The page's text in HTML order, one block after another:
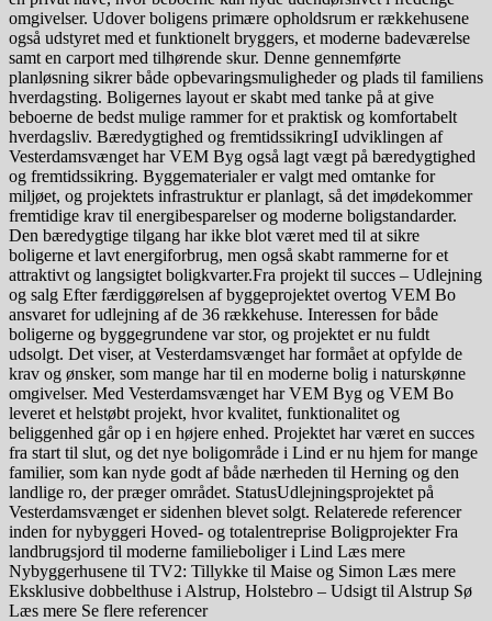
omgivelser. Udover boligens primære opholdsrum er rækkehusene
også udstyret med et funktionelt bryggers, et moderne badeværelse
samt en carport med tilhørende skur. Denne gennemførte
planløsning sikrer både opbevaringsmuligheder og plads til familiens
hverdagsting. Boligernes layout er skabt med tanke på at give
beboerne de bedst mulige rammer for et praktisk og komfortabelt
hverdagsliv. Bæredygtighed og fremtidssikringI udviklingen af
Vesterdamsvænget har VEM Byg også lagt vægt på bæredygtighed
og fremtidssikring. Byggematerialer er valgt med omtanke for
miljøet, og projektets infrastruktur er planlagt, så det imødekommer
fremtidige krav til energibesparelser og moderne boligstandarder.
Den bæredygtige tilgang har ikke blot været med til at sikre
boligerne et lavt energiforbrug, men også skabt rammerne for et
attraktivt og langsigtet boligkvarter.Fra projekt til succes – Udlejning
og salg Efter færdiggørelsen af byggeprojektet overtog VEM Bo
ansvaret for udlejning af de 36 rækkehuse. Interessen for både
boligerne og byggegrundene var stor, og projektet er nu fuldt
udsolgt. Det viser, at Vesterdamsvænget har formået at opfylde de
krav og ønsker, som mange har til en moderne bolig i naturskønne
omgivelser. Med Vesterdamsvænget har VEM Byg og VEM Bo
leveret et helstøbt projekt, hvor kvalitet, funktionalitet og
beliggenhed går op i en højere enhed. Projektet har været en succes
fra start til slut, og det nye boligområde i Lind er nu hjem for mange
familier, som kan nyde godt af både nærheden til Herning og den
landlige ro, der præger området. StatusUdlejningsprojektet på
Vesterdamsvænget er sidenhen blevet solgt. Relaterede referencer
inden for nybyggeri Hoved- og totalentreprise Boligprojekter Fra
landbrugsjord til moderne familieboliger i Lind Læs mere
Nybyggerhusene til TV2: Tillykke til Maise og Simon Læs mere
Eksklusive dobbelthuse i Alstrup, Holstebro – Udsigt til Alstrup Sø
Læs mere Se flere referencer